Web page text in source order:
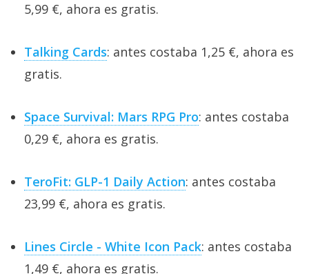
5,99 €, ahora es gratis.
Talking Cards: antes costaba 1,25 €, ahora es
gratis.
Space Survival: Mars RPG Pro: antes costaba
0,29 €, ahora es gratis.
TeroFit: GLP-1 Daily Action: antes costaba
23,99 €, ahora es gratis.
Lines Circle - White Icon Pack: antes costaba
1,49 €, ahora es gratis.